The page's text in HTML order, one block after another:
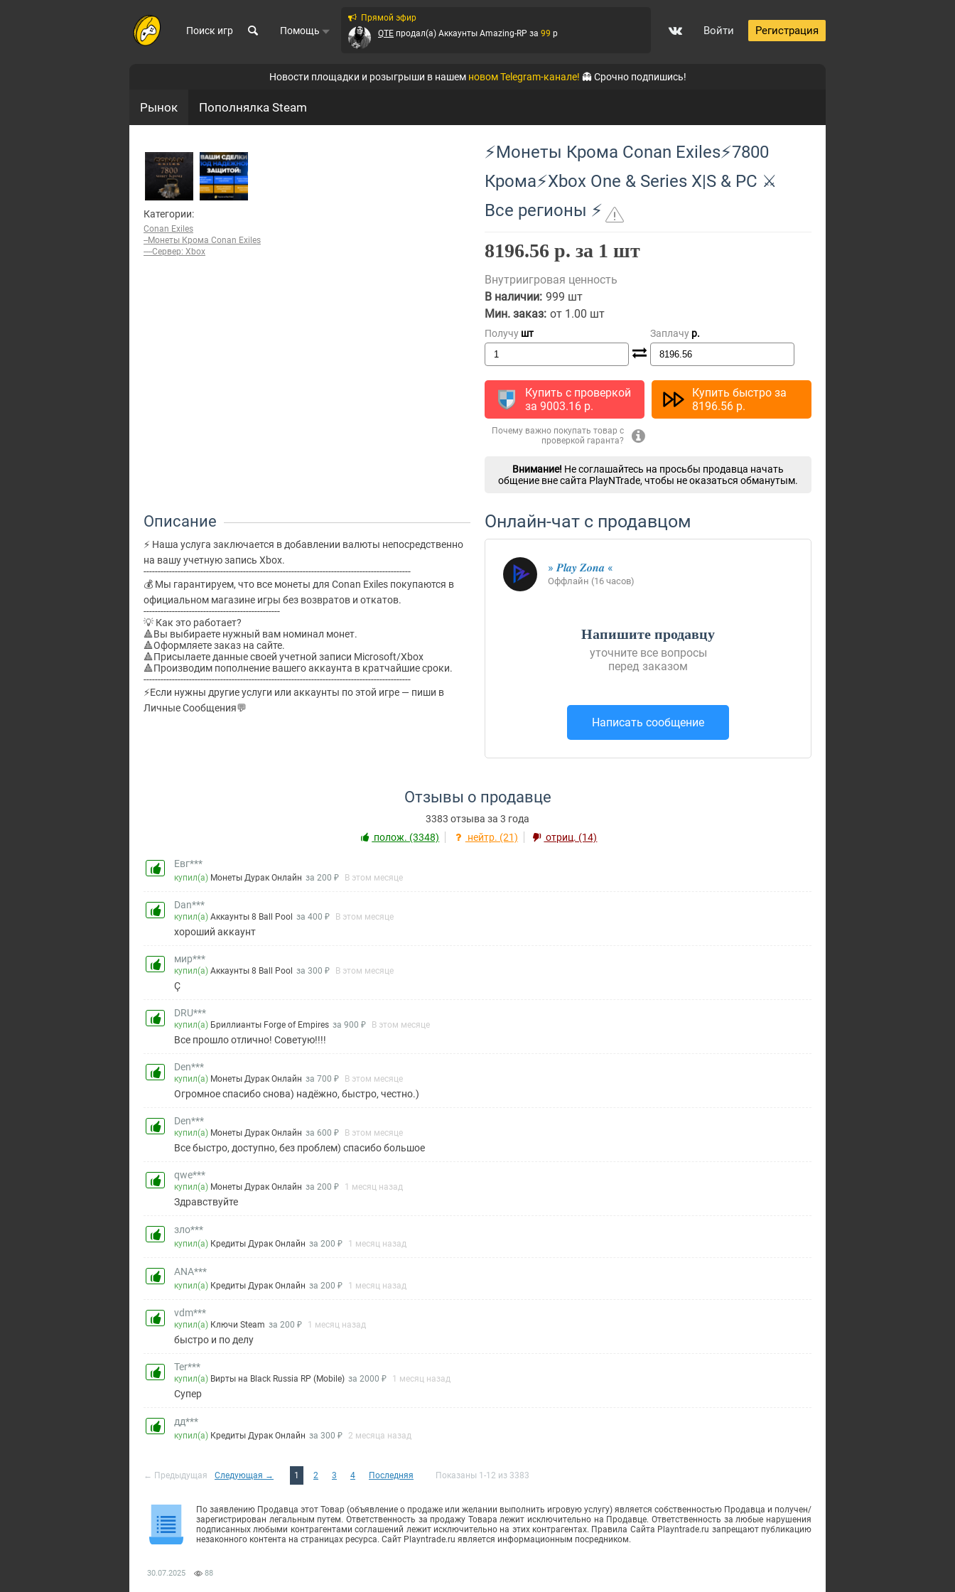
Поиск игр Помощь
Прямой эфир
QTE продал(а) Аккаунты Amazing-RP за 99 p
QTEпродал(а)Аккаунты Black Russia RP (Mobi...за149p
Аккаунты Amazing-RPза399p
Аккаунты Absolute RP за56p
Аккаунты Absolute RPза 246p
Аккаунты WoTза125p
Войти Регистрация
Новости площадки и розыгрыши в нашем новом Telegram-канале! 👻 Срочно подпишись!
Рынок Пополнялка Steam
Категории:
Conan Exiles
--Монеты Крома Conan Exiles
----Сервер: Xbox
⚡Монеты Крома Conan Exiles⚡7800
Крома⚡Xbox One & Series X|S & PC ⚔️
Все регионы ⚡
8196.56 р. за 1 шт
Внутриигровая ценность
В наличии: 999 шт
Мин. заказ: от 1.00 шт
Получу шт Заплачу p.
Купить с проверкой
за 9003.16 p.
Купить быстро за
8196.56 p.
Почему важно покупать товар с
проверкой гаранта?
Внимание! Не соглашайтесь на просьбы продавца начать
общение вне сайта PlayNTrade, чтобы не оказаться обманутым.
Описание
⚡ Наша услуга заключается в добавлении валюты непосредственно
на вашу учетную запись Xbox.
----------------------------------------------------------------------------------------------
💰 Мы гарантируем, что все монеты для Conan Exiles покупаются в
официальном магазине игры без возвратов и откатов.
------------------------------------------------
💡 Как это работает?
🔺Вы выбираете нужный вам номинал монет.
🔺Оформляете заказ на сайте.
🔺Присылаете данные своей учетной записи Microsoft/Xbox
🔺Производим пополнение вашего аккаунта в кратчайшие сроки.
----------------------------------------------------------------------------------------------
⚡Если нужны другие услуги или аккаунты по этой игре — пиши в
Личные Сообщения💬
Онлайн-чат с продавцом
» 𝑷𝒍𝒂𝒚 𝒁𝒐𝒏𝒂 «
Оффлайн (16 часов)
Напишите продавцу
уточните все вопросы
перед заказом
Написать сообщение
Отзывы о продавце
3383 отзыва за 3 года
полож. (3348)
нейтр. (21) отриц. (14)
Евг***
купил(а) Монеты Дурак Онлайн за 200 ₽ В этом месяце
Dan***
купил(а)Аккаунты 8 Ball Pool за 400 ₽ В этом месяце
хороший аккаунт
мир***
купил(а)Аккаунты 8 Ball Pool за 300 ₽ В этом месяце
Ç
DRU***
купил(а) Бриллианты Forge of Empires за 900 ₽ В этом месяце
Все прошло отлично! Советую!!!!
Den***
купил(а) Монеты Дурак Онлайн за 700 ₽ В этом месяце
Огромное спасибо снова) надёжно, быстро, честно.)
Den***
купил(а) Монеты Дурак Онлайн за 600 ₽ В этом месяце
Все быстро, доступно, без проблем) спасибо большое
qwe***
купил(а) Монеты Дурак Онлайн за 200 ₽ 1 месяц назад
Здравствуйте
зло***
купил(а) Кредиты Дурак Онлайн за 200 ₽ 1 месяц назад
ANA***
купил(а) Кредиты Дурак Онлайн за 200 ₽ 1 месяц назад
vdm***
купил(а) Ключи Steam за 200 ₽ 1 месяц назад
быстро и по делу
Ter***
купил(а) Вирты на Black Russia RP (Mobile) за 2000 ₽ 1 месяц назад
Супер
дд***
купил(а) Кредиты Дурак Онлайн за 300 ₽ 2 месяца назад
← Предыдущая Следующая → 1 2 3 4 Последняя Показаны 1-12 из 3383
По заявлению Продавца этот Товар (объявление о продаже или желании выполнить игровую услугу) является собственностью Продавца и получен/
зарегистрирован легальным путем. Ответственность за продажу Товара лежит исключительно на Продавце. Ответственность за любые нарушения
подписанных любыми контрагентами соглашений лежит исключительно на этих контрагентах. Правила Сайта Playntrade.ru запрещают публикацию
незаконного контента на страницах ресурса. Сайт Playntrade.ru является информационным посредником.
30.07.2025 88